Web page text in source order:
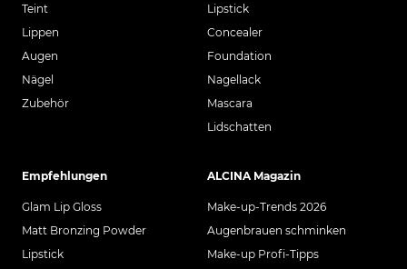
Teint
Lippen
Augen
Nägel
Zubehör
Lipstick
Concealer
Foundation
Nagellack
Mascara
Lidschatten
Empfehlungen
Glam Lip Gloss
Matt Bronzing Powder
Lipstick
ALCINA Magazin
Make-up-Trends 2026
Augenbrauen schminken
Make-up Profi-Tipps